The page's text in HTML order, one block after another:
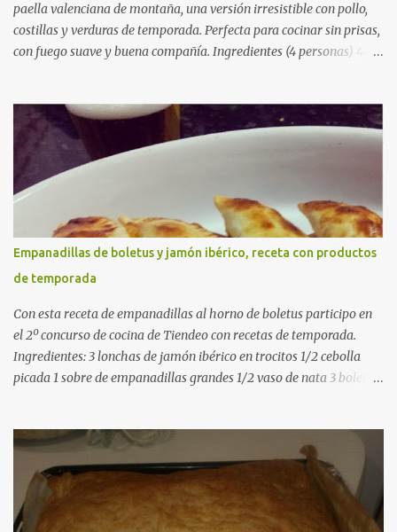
paella valenciana de montaña, una versión irresistible con pollo,
costillas y verduras de temporada. Perfecta para cocinar sin prisas,
con fuego suave y buena compañía. Ingredientes (4 personas) 400
verdes planas 2 tomates maduros rallados 1,2 litros de caldo de
pollo (o agua) 1 cucharadita de hebras de azafrán 1 cucharadita de
pimentón dulce 2 dientes de ajo Aceite de oliva virgen extra Sal al
gusto (Opcional) una ramita de romero Elaboración 1. Prepara las
verduras Limpia las alcachofas, retira las hojas duras y córtalas en
cuartos. Trocea las judías verdes. Reserva en agua con limón para
que no se oxiden. 2. Sofríe las carnes En la paellera, añade un buen
chorro de aceite de oliva y dora bien el pollo y las costillas a fuego
medio-alto. Este paso es clave: cuanto más dorado, más sabor ten...
Empanadillas de boletus y jamón ibérico, receta con productos
de temporada
Con esta receta de empanadillas al horno de boletus participo en
el 2º concurso de cocina de Tiendeo con recetas de temporada.
Ingredientes: 3 lonchas de jamón ibérico en trocitos 1/2 cebolla
picada 1 sobre de empanadillas grandes 1/2 vaso de nata 3 boletus
virgen para untar la bandeja de horno Elaboración: Precalentar el
horno a 200ºC .Picamos la cebolla y la doramos en una sartén
grande con el aceite de oliva virgen extra a fuego medio. A
continuación agregamos la nata y los boletus en trocitos
pequeños. Removemos bien y agregamos el jamón ibérico cortado